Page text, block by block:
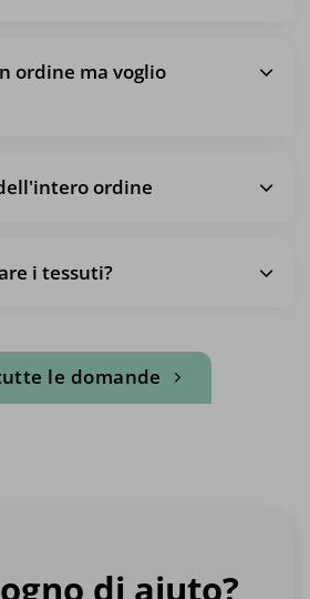
ordine ma voglio
ordine
i tessuti?
le domande
di aiuto?